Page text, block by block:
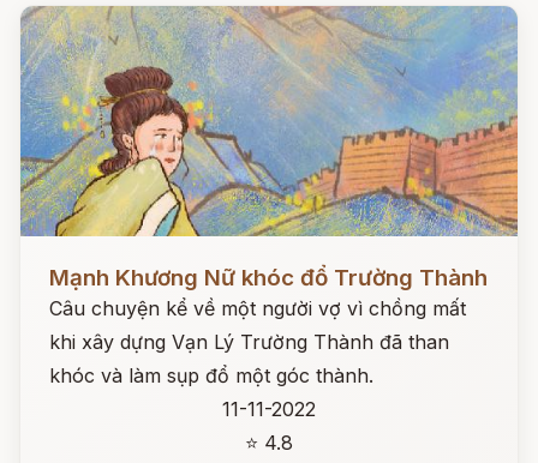
Mạnh Khương Nữ khóc đổ Trường Thành
Câu chuyện kể về một người vợ vì chồng mất
khi xây dựng Vạn Lý Trường Thành đã than
khóc và làm sụp đổ một góc thành.
11-11-2022
⭐ 4.8